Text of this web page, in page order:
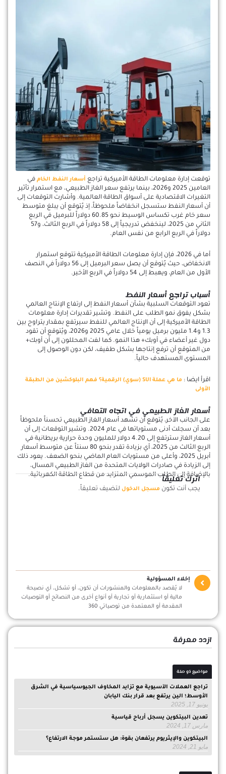
توقعت إدارة معلومات الطاقة الأميركية تراجع أسعار النفط الخام في
العامين 2025 و2026، بينما يرتفع سعر الغاز الطبيعي، مع استمرار تأثير
التغيرات الاقتصادية على أسواق الطاقة العالمية. وأشارت التوقعات إلى
أن أسعار النفط ستسجل انخفاضاً ملحوظاً، إذ يُتوقع أن يبلغ متوسط
سعر خام غرب تكساس الوسيط نحو 60.85 دولاراً للبرميل في الربع
الثاني من 2025، لينخفض تدريجياً إلى 58 دولاراً في الربع الثالث، و57
دولاراً في الربع الرابع من نفس العام.
أما في 2026، فإن إدارة معلومات الطاقة الأميركية تتوقع استمرار
الانخفاض، حيث يُتوقع أن يصل سعر البرميل إلى 56 دولاراً في النصف
الأول من العام، ويهبط إلى 54 دولاراً في الربع الأخير.
أسباب تراجع أسعار النفط
تعود التوقعات السلبية بشأن أسعار النفط إلى ارتفاع الإنتاج العالمي
بشكل يفوق نمو الطلب على النفط. وتشير تقديرات إدارة معلومات
الطاقة الأميركية إلى أن الإنتاج العالمي للنفط سيرتفع بمقدار يتراوح بين
1.3 و1.4 مليون برميل يومياً خلال عامي 2025 و2026، ويُتوقع أن تقود
دول غير أعضاء في أوبك+ هذا النمو. كما لفت المحللون إلى أن أوبك+
من المتوقع أن ترفع إنتاجها بشكل طفيف، لكن دون الوصول إلى
المستوى المستهدف حالياً.
اقرأ ايضا :
ما هي عملة SUI (سوي) الرقمية؟ فهم البلوكشين من الطبقة
الأولى
أسعار الغاز الطبيعي في اتجاه التعافي
على الجانب الآخر، يُتوقع أن تشهد أسعار الغاز الطبيعي تحسناً ملحوظاً
بعد أن سجلت أدنى مستوياتها في عام 2024. وتشير التوقعات إلى أن
أسعار الغاز سترتفع إلى 4.20 دولار للمليون وحدة حرارية بريطانية في
الربع الثالث من 2025، أي بزيادة تقدر بنحو 80 سنتاً عن متوسط أسعار
أبريل 2025، وأعلى من مستويات العام الماضي بنحو الضعف. يعود ذلك
إلى الزيادة في صادرات الولايات المتحدة من الغاز الطبيعي المسال،
بالإضافة إلى الطلب الموسمي المتزايد من قطاع الطاقة الكهربائية.
اترك تعليقاً
يجب أنت تكون مسجل الدخول لتضيف تعليقاً.
إخلاء المسؤولية
لا يُقصد بالمعلومات والمنشورات أن تكون، أو تشكل، أي نصيحة
مالية أو استثمارية أو تجارية أو أنواع أخرى من النصائح أو التوصيات
المقدمة أو المعتمدة من توصياتي 360
ازدد معرفة
مواضيع ذو صلة
تراجع العملات الآسيوية مع تزايد المخاوف الجيوسياسية في الشرق
الأوسط؛ الين يرتفع بعد قرار بنك اليابان
يونيو 17, 2025
تعدين البيتكوين يسجل أرباح قياسية
مارس 17, 2024
البيتكوين والإيثريوم يرتفعان بقوة: هل ستستمر موجة الارتفاع؟
مايو 21, 2024